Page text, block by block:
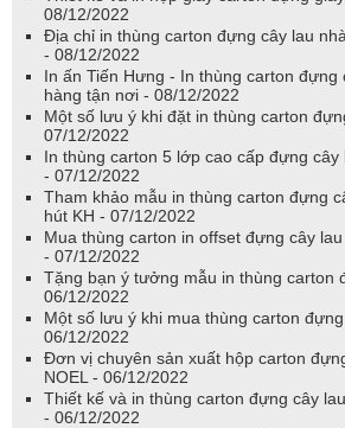
08/12/2022
Địa chỉ in thùng carton đựng cây lau
- 08/12/2022
In ấn Tiến Hưng - In thùng carton đựng
hàng tận nơi - 08/12/2022
Một số lưu ý khi đặt in thùng carton
07/12/2022
In thùng carton 5 lớp cao cấp đựng cây
- 07/12/2022
Tham khảo mẫu in thùng carton đựng
hút KH - 07/12/2022
Mua thùng carton in offset đựng cây
- 07/12/2022
Tặng bạn ý tưởng mẫu in thùng carton
06/12/2022
Một số lưu ý khi mua thùng carton
06/12/2022
Đơn vị chuyên sản xuất hộp carton
NOEL - 06/12/2022
Thiết kế và in thùng carton đựng cây
- 06/12/2022